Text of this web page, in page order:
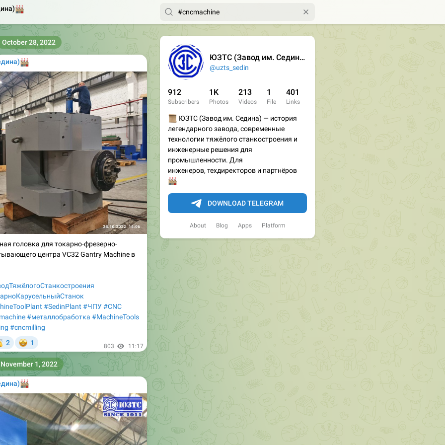
ЮЗТС (Завод им. Седина)
@uzts_sedin
912
Subscribers
1K
Photos
213
Videos
1
File
401
Links
📜ЮЗТС (Завод им. Седина) — история
легендарного завода, современные
технологии тяжёлого станкостроения и
инженерные решения для
промышленности. Для
инженеров, техдиректоров и партнёров
🏭
DOWNLOAD TELEGRAM
About Blog Apps Platform
головка для токарно-фрезерно-
центра VC32 Gantry Machine в
#SedinPlant #ЧПУ#CNC
#металлобработка #MachineTools
#cncmilling
2 1 803 11:17
October 28, 2022
November 1, 2022